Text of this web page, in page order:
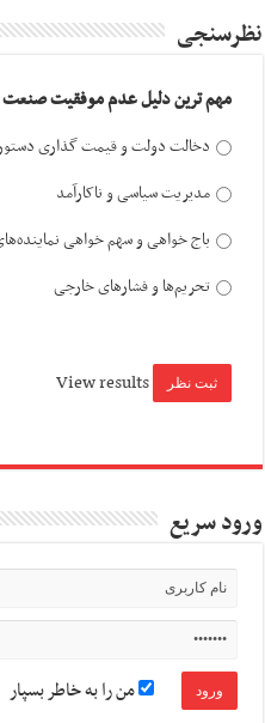
نظرسنجی
مهم ترین دلیل عدم موفقیت صنعت
دخالت دولت و قیمت گذاری
مدیریت سیاسی و ناکارآمد
باج خواهی و سهم خواهی
تحریم‌ها و فشارهای خارجی
View results
ورود سریع
من را به خاطر بسپار